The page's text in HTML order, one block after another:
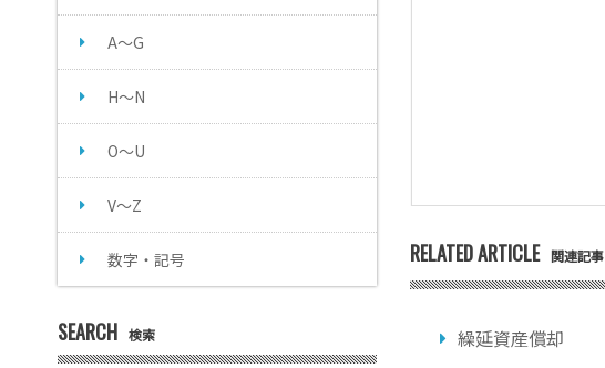
A～G
H～N
O～U
V～Z
数字・記号
SEARCH 検索
RELATED ARTICLE 関連記事
繰延資産償却